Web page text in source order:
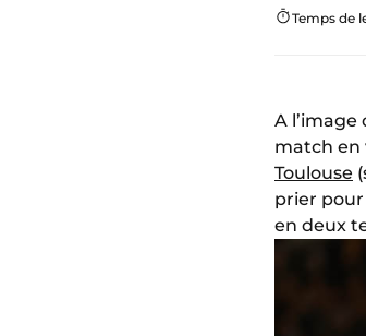
Temps de
A
match en
Toulouse
prier pour
en deux